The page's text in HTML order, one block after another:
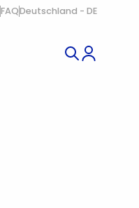
FAQ Deutschland - DE